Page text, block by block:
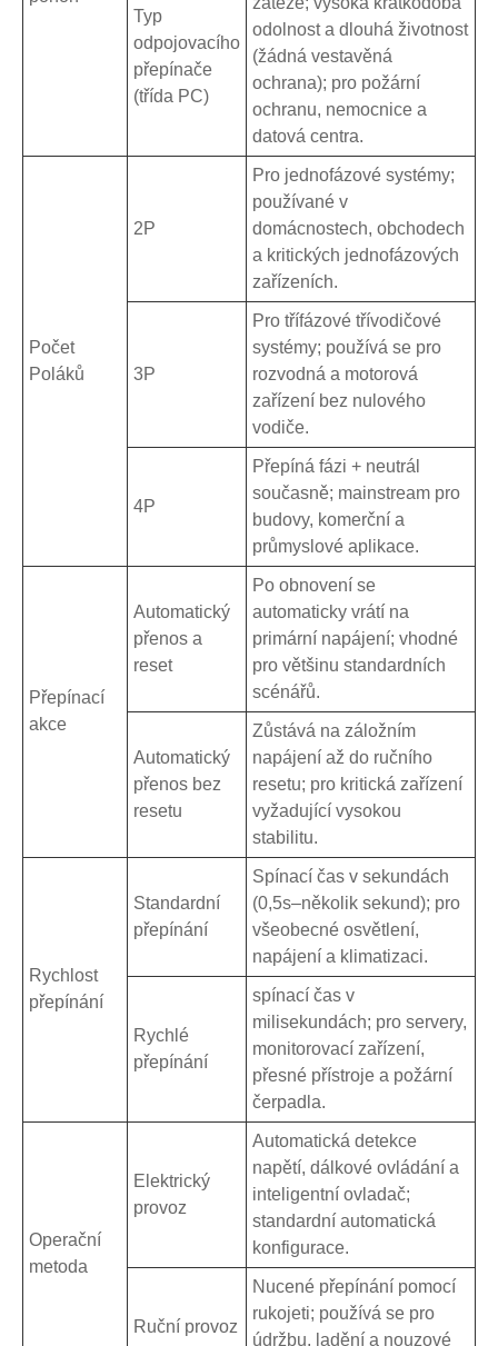
Typ
odpojovacího
přepínače
(třída PC)
odolnost a dlouhá životnost
(žádná vestavěná
ochrana); pro požární
ochranu, nemocnice a
datová centra.
Počet
Poláků
2P
Pro jednofázové systémy;
používané v
domácnostech, obchodech
a kritických jednofázových
zařízeních.
3P
Pro třífázové třívodičové
systémy; používá se pro
rozvodná a motorová
zařízení bez nulového
vodiče.
4P
Přepíná fázi + neutrál
současně; mainstream pro
budovy, komerční a
průmyslové aplikace.
Přepínací
akce
Automatický
přenos a
reset
Po obnovení se
automaticky vrátí na
primární napájení; vhodné
pro většinu standardních
scénářů.
Automatický
přenos bez
resetu
Zůstává na záložním
napájení až do ručního
resetu; pro kritická zařízení
vyžadující vysokou
stabilitu.
Rychlost
přepínání
Standardní
přepínání
Spínací čas v sekundách
(0,5s–několik sekund); pro
všeobecné osvětlení,
napájení a klimatizaci.
Rychlé
přepínání
spínací čas v
milisekundách; pro servery,
monitorovací zařízení,
přesné přístroje a požární
čerpadla.
Operační
metoda
Elektrický
provoz
Automatická detekce
napětí, dálkové ovládání a
inteligentní ovladač;
standardní automatická
konfigurace.
Ruční provoz
Nucené přepínání pomocí
rukojeti; používá se pro
údržbu, ladění a nouzové